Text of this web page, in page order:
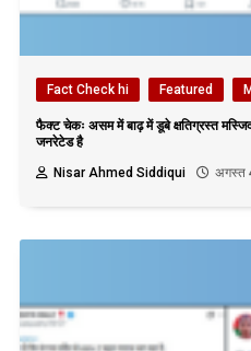
Fact Check hi Featured
फैक्ट चेकः असम में बाढ़ में डूबे क्षतिग्रस्त
जनरेटेड है
Nisar Ahmed Siddiqui
अगस्त